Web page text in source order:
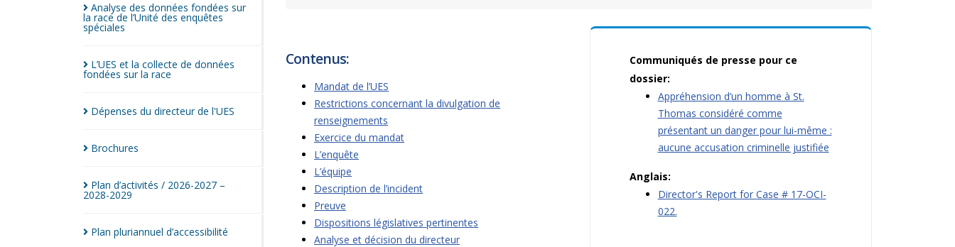
Analyse des données fondées sur
la race de l’Unité des enquêtes
spéciales
L’UES et la collecte de données
fondées sur la race
Dépenses du directeur de l'UES
Brochures
Plan d’activités / 2026-2027 –
2028-2029
Plan pluriannuel d’accessibilité
Contenus:
Mandat de l’UES
Restrictions concernant la divulgation de
renseignements
Exercice du mandat
L’enquête
L’équipe
Description de l’incident
Preuve
Dispositions législatives pertinentes
Analyse et décision du directeur
Communiqués de presse pour ce
dossier:
Appréhension d’un homme à St.
Thomas considéré comme
présentant un danger pour lui-même :
aucune accusation criminelle justifiée
Anglais:
Director's Report for Case # 17-OCI-
022.